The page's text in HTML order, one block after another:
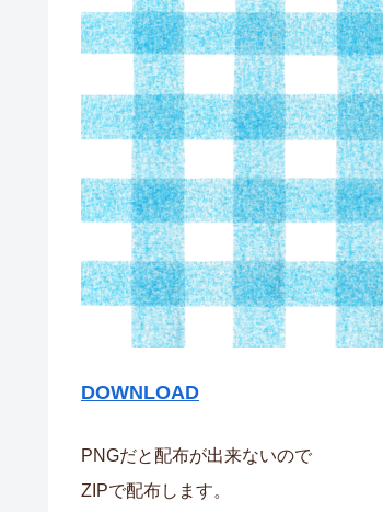
DOWNLOAD
PNGだと配布が出来ないので
ZIPで配布します。